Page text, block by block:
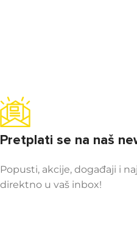
Pretplati se na naš
Popusti, akcije, događaji i
direktno u vaš inbox!